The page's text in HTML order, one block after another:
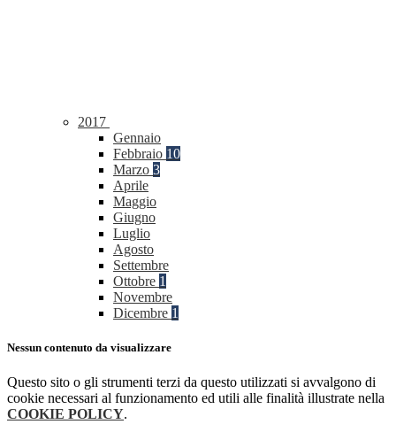
2017
Gennaio
Febbraio 10
Marzo 3
Aprile
Maggio
Giugno
Luglio
Agosto
Settembre
Ottobre 1
Novembre
Dicembre 1
Nessun contenuto da visualizzare
Questo sito o gli strumenti terzi da questo utilizzati si avvalgono di
cookie necessari al funzionamento ed utili alle finalità illustrate nella
COOKIE POLICY.